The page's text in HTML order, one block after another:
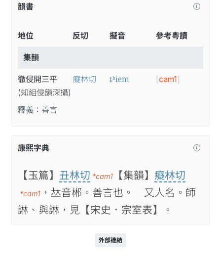
韻書
地位 反切 擬音 參考粵讀
集韻
徹侵開三平
(知組侵韻深攝)
癡林切 ȶʰiem [cam1]
釋義： 善言
康熙字典
【玉篇】 丑林切 *cam1 【集韻】 癡林切
*cam1 ，𠀤音郴。善言也。 又人名。師
諃、與諃，見 【宋史．宗室表】 。
外部連結